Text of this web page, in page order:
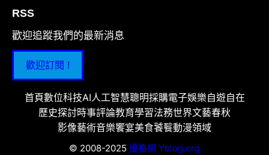
RSS
歡迎追蹤我們的最新消息
歡迎訂閱 !
首頁數位科技AI人工智慧聰明採購電子娛樂自遊自在
歷史探討時事評論教育學習法務世界文藝春秋
影像藝術音樂饗宴美食饕餮動漫領域
© 2008-2025 優格網 Yblog.org